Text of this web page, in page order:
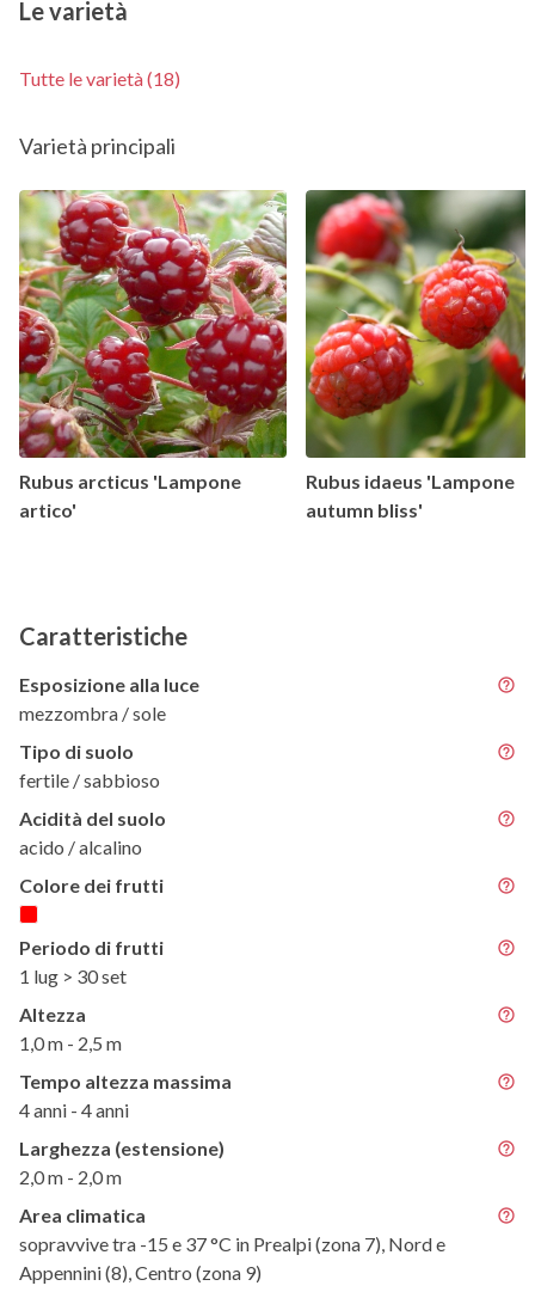
Le varietà
Tutte le varietà (18)
Varietà principali
Rubus arcticus 'Lampone
artico'
Rubus idaeus 'Lampone
autumn bliss'
Caratteristiche
Esposizione alla luce
mezzombra / sole
Tipo di suolo
fertile / sabbioso
Acidità del suolo
acido / alcalino
Colore dei frutti
Periodo di frutti
1 lug > 30 set
Altezza
1,0 m - 2,5 m
Tempo altezza massima
4 anni - 4 anni
Larghezza (estensione)
2,0 m - 2,0 m
Area climatica
sopravvive tra -15 e 37 °C in Prealpi (zona 7), Nord e
Appennini (8), Centro (zona 9)